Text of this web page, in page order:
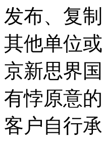
发布、复
其他单位
京新思界
有悖原意
客户自行